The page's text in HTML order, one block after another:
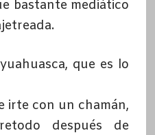
bastante mediático
que es lo
irte con un chamán,
después de